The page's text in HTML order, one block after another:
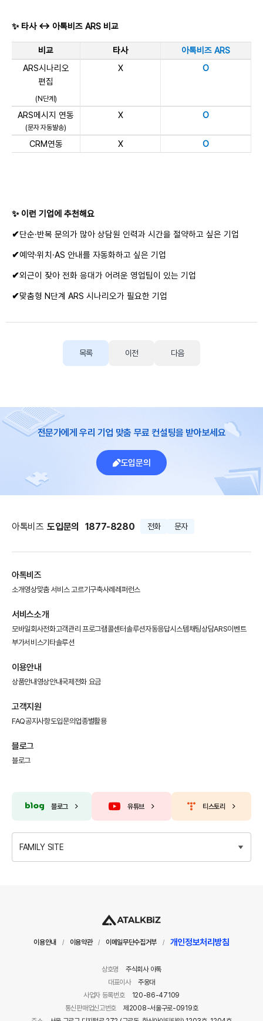
✨ 타사 ↔ 아톡비즈 ARS 비교
비교 타사
아톡비즈 ARS
ARS시나리오
편집
(N단계)
X O
ARS메시지 연동
(문자 자동발송)
X O
CRM연동 X O
✨이런 기업에 추천해요
✔단순·반복 문의가 많아 상담원 인력과 시간을 절약하고 싶은 기업
✔예약·위치·AS 안내를 자동화하고 싶은 기업
✔외근이 잦아 전화 응대가 어려운 영업팀이 있는 기업
✔맞춤형 N단계 ARS 시나리오가 필요한 기업
목록 이전 다음
전문가에게 우리 기업 맞춤 무료 컨설팅을 받아보세요
도입문의
아톡비즈 도입문의 1877-8280 전화 문자
아톡비즈
소개영상맞춤 서비스 고르기구축사례 레퍼런스
서비스소개
모바일회사전화고객관리 프로그램콜센터솔루션자동응답시스템채팅상담ARS이벤트
부가서비스기타솔루션
이용안내
상품안내 영상안내국제전화 요금
고객지원
FAQ공지사항도입문의 업종별활용
블로그
블로그
블로그 유튜브 티스토리
FAMILY SITE
이용안내 / 이용약관 / 이메일무단수집거부 / 개인정보처리방침
상호명
주식회사 아톡
대표이사
주웅대
사업자 등록번호
120-86-47109
통신판매업신고번호
제2008-서울구로-0919호